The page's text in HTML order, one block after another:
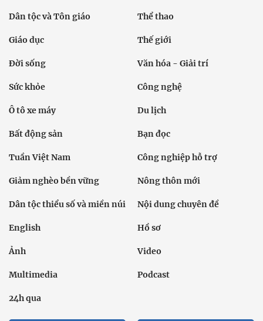
Dân tộc và Tôn giáo Thể thao
Giáo dục Thế giới
Đời sống Văn hóa - Giải trí
Sức khỏe Công nghệ
Ô tô xe máy Du lịch
Bất động sản Bạn đọc
Tuần Việt Nam Công nghiệp hỗ trợ
Giảm nghèo bền vững Nông thôn mới
Dân tộc thiểu số và miền núi Nội dung chuyên đề
English Hồ sơ
Ảnh Video
Multimedia Podcast
24h qua